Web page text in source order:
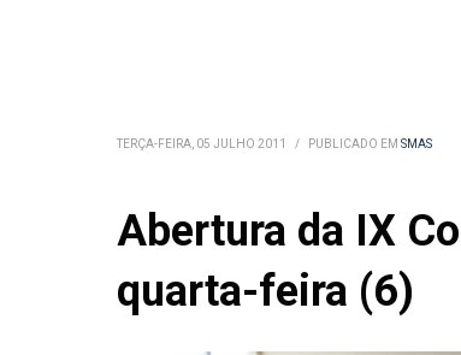
TERÇA-FEIRA, 05 JULHO 2011 / PUBLICADO EM SMAS
Abertura da IX
quarta-feira (6)